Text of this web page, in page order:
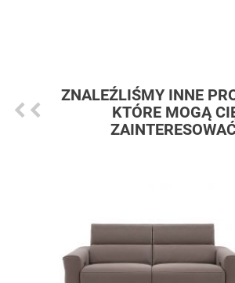
ZNALEŹLIŚMY INNE
KTÓRE MOGĄ